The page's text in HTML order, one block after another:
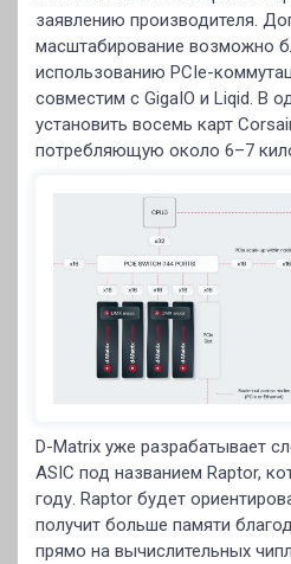
заявлению производителя.
масштабирование возможно
использованию PCIe-
совместим с GigaIO и Liqid. В
установить восемь карт
потребляющую около 6–7
D-Matrix уже разрабатывает
ASIC под названием Raptor,
году. Raptor будет
получит больше памяти
прямо на вычислительных